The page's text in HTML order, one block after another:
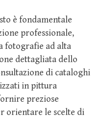
è fondamentale
professionale,
fotografie ad alta
dettagliata dello
di cataloghi
in pittura
preziose
orientare le scelte di